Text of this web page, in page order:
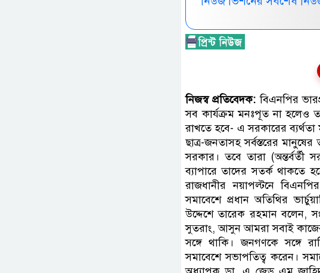
নিজস্ব প্রতিবেদক:বিএনপির
সব কার্যক্রম মনঃপূত না হলেও
রাখতে হবে- এ সরকারের
ছাত্র-জনতাসহ সর্বস্তরের
সরকার। তবে তারা (অন্তর্বর্তী
ব্যাপারে তাদের সতর্ক থাকতে
রাজধানীর নয়াপল্টনে
সমাবেশে প্রধান অতিথির
উদ্দেশে তারেক রহমান বলেন,
সুতরাং, আসুন আমরা সবাই
সঙ্গে থাকি। জনগণকে সঙ্গে
সমাবেশে সভাপতিত্ব করেন।